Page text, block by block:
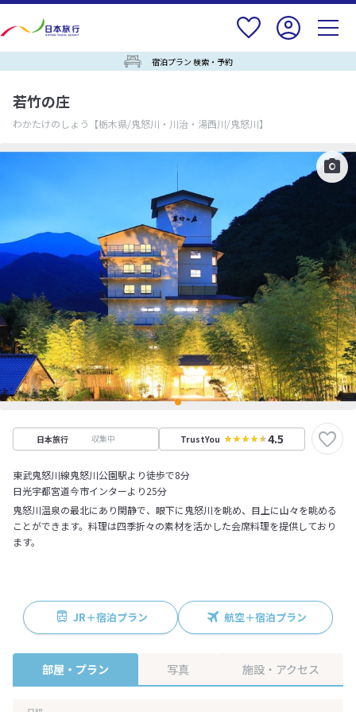
宿泊プラン 検索・予約
若竹の庄
わかたけのしょう 【栃木県/鬼怒川・川治・湯西川/鬼怒川】
日本旅行 収集中 TrustYou 4.5
東武鬼怒川線鬼怒川公園駅より徒歩で8分
日光宇都宮道今市インターより25分
鬼怒川温泉の最北にあり閑静で、眼下に鬼怒川を眺め、目上に山々を眺める
ことができます。料理は四季折々の素材を活かした会席料理を提供しており
ます。
JR＋宿泊プラン 航空＋宿泊プラン
部屋・プラン 写真 施設・アクセス